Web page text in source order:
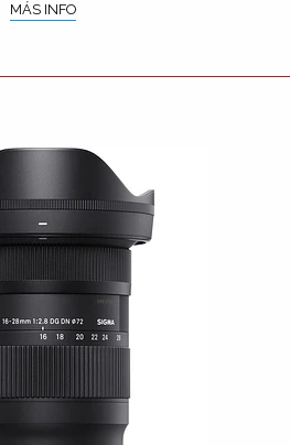
MÁS INFO